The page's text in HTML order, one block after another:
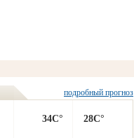
подробный прогноз
34C° 28C°